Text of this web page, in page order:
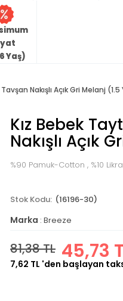
Yaş)
Nakışlı Açık Gri Melanj (1.5
Kız Bebek
Nakışlı Açık
%90 Pamuk-Cotton , %10 Likra
(16196-30)
Marka : Breeze
81,38 TL 45,73
7,62 TL 'den başlayan